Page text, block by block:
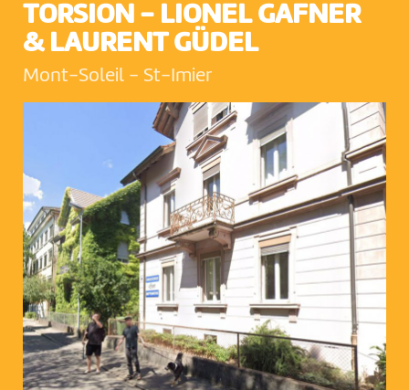
TORSION - LIONEL GAFNER
& LAURENT GÜDEL
Mont-Soleil - St-Imier